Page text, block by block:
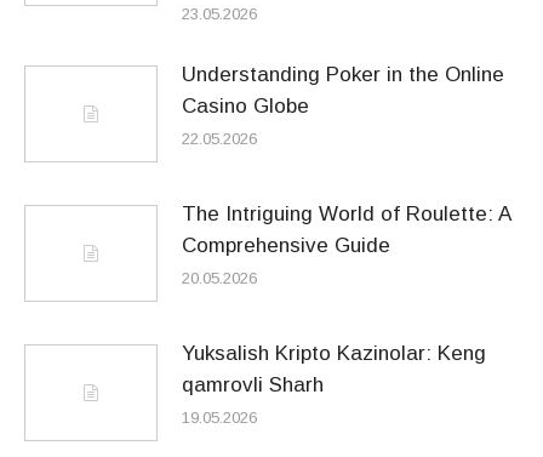
23.05.2026
Understanding Poker in the Online
Casino Globe
22.05.2026
The Intriguing World of Roulette: A
Comprehensive Guide
20.05.2026
Yuksalish Kripto Kazinolar: Keng
qamrovli Sharh
19.05.2026